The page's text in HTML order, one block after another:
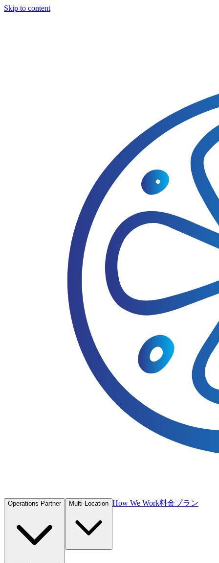
Skip to content
Operations Partner Multi-Location How We Work料金プラン